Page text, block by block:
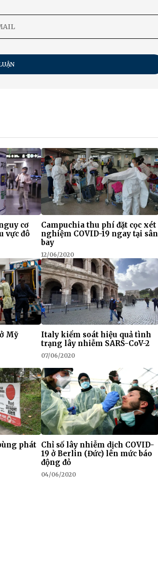
cơ
vực đô
Campuchia thu phí đặt cọc xét
nghiệm COVID-19 ngay tại sân
bay
12/06/2020
Mỹ
Italy kiểm soát hiệu quả tình
trạng lây nhiễm SARS-CoV-2
07/06/2020
phát Chỉ số lây nhiễm dịch COVID-
19 ở Berlin (Đức) lên mức báo
động đỏ
04/06/2020